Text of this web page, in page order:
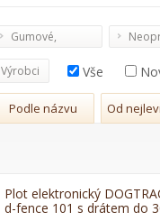
Gumové,
Výrobci Vše
Podle názvu Od
Plot elektronický
d-fence 101 s drátem do